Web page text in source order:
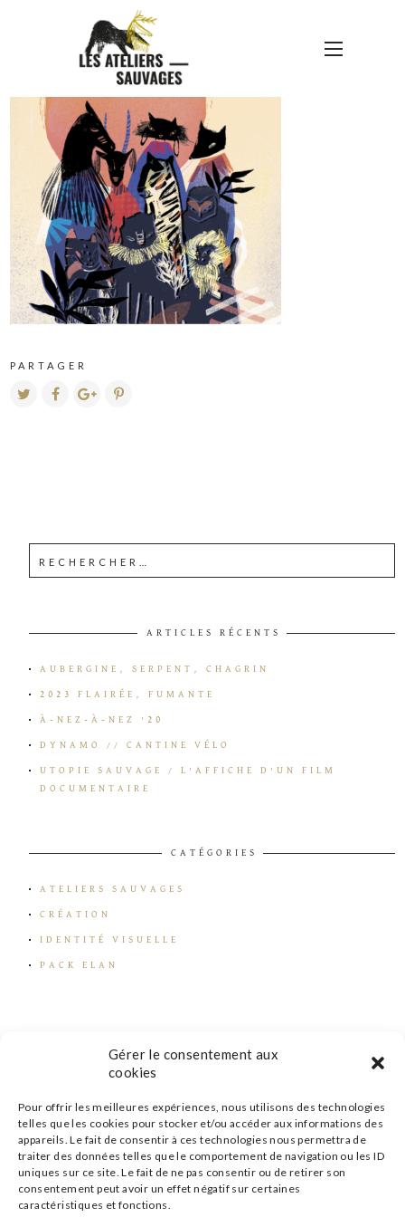
Gérer le consentement aux
cookies
Pour offrir les meilleures expériences, nous utilisons des technologies
telles que les cookies pour stocker et/ou accéder aux informations des
appareils. Le fait de consentir à ces technologies nous permettra de
traiter des données telles que le comportement de navigation ou les ID
uniques sur ce site. Le fait de ne pas consentir ou de retirer son
consentement peut avoir un effet négatif sur certaines
caractéristiques et fonctions.
DDM21-AFFICHE-PRINT
PARTAGER
ARTICLES RÉCENTS
AUBERGINE, SERPENT, CHAGRIN
2023 FLAIRÉE, FUMANTE
À-NEZ-À-NEZ ’20
DYNAMO // CANTINE VÉLO
UTOPIE SAUVAGE / L’AFFICHE D’UN FILM
DOCUMENTAIRE
CATÉGORIES
ATELIERS SAUVAGES
CRÉATION
IDENTITÉ VISUELLE
PACK ELAN